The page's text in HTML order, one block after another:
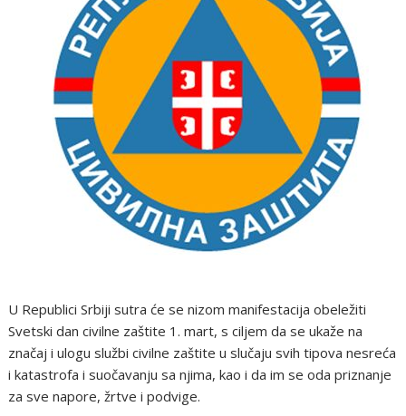
U Republici Srbiji sutra će se nizom manifestacija obeležiti
Svetski dan civilne zaštite 1. mart, s ciljem da se ukaže na
značaj i ulogu službi civilne zaštite u slučaju svih tipova nesreća
i katastrofa i suočavanju sa njima, kao i da im se oda priznanje
za sve napore, žrtve i podvige.